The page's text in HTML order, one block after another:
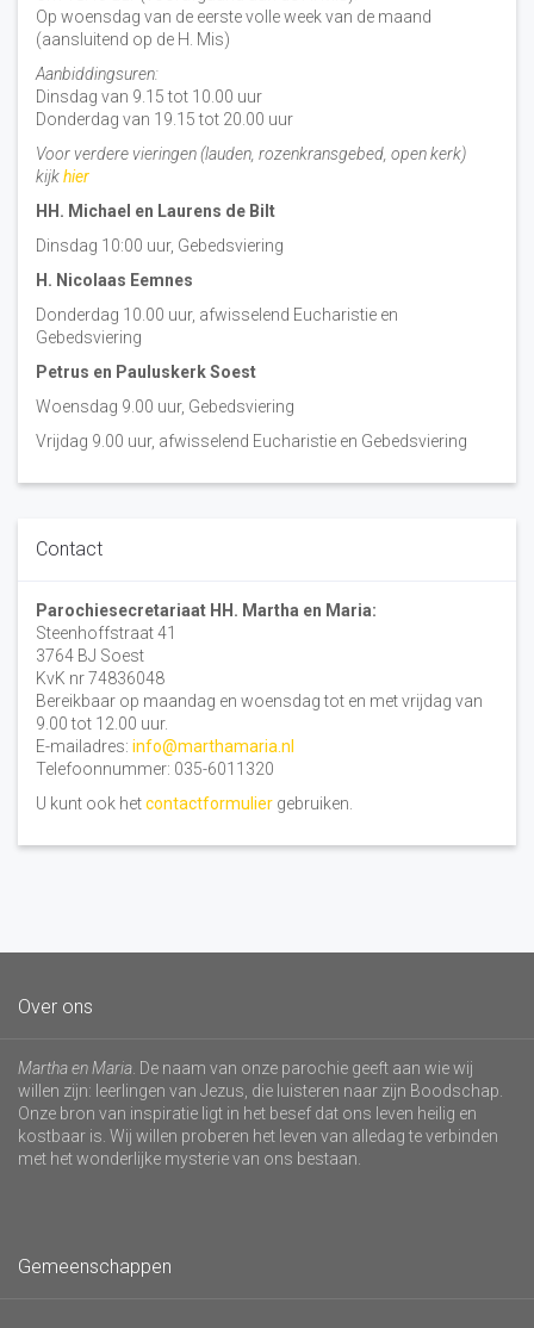
Op woensdag van de eerste volle week van de maand
(aansluitend op de H. Mis)
Aanbiddingsuren:
Dinsdag van 9.15 tot 10.00 uur
Donderdag van 19.15 tot 20.00 uur
Voor verdere vieringen (lauden, rozenkransgebed, open kerk)
kijkhier
HH. Michael en Laurens de Bilt
Dinsdag 10:00 uur, Gebedsviering
H. Nicolaas Eemnes
Donderdag 10.00 uur, afwisselend Eucharistie en
Gebedsviering
Petrus en Pauluskerk Soest
Woensdag 9.00 uur, Gebedsviering
Vrijdag 9.00 uur, afwisselend Eucharistie en Gebedsviering
Contact
Parochiesecretariaat HH. Martha en Maria:
Steenhoffstraat 41
3764 BJ Soest
KvK nr 74836048
Bereikbaar op maandag en woensdag tot en met vrijdag van
9.00 tot 12.00 uur.
E-mailadres: info@marthamaria.nl
Telefoonnummer: 035-6011320
U kunt ook hetcontactformulier gebruiken.
Over ons
Martha en Maria . De naam van onze parochie geeft aan wie wij
willen zijn: leerlingen van Jezus, die luisteren naar zijn Boodschap.
Onze bron van inspiratie ligt in het besef dat ons leven heilig en
kostbaar is. Wij willen proberen het leven van alledag te verbinden
met het wonderlijke mysterie van ons bestaan.
Gemeenschappen